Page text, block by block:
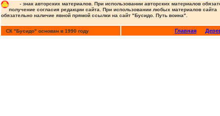
- знак авторских материалов. При использовании авторских материалов
получение согласия редакции сайта. При использовании любых материалов сайта
обязательно наличие явной прямой ссылки на сайт "Бусидо. Путь воина".
СК "Бусидо" основан в 1990 году Главная